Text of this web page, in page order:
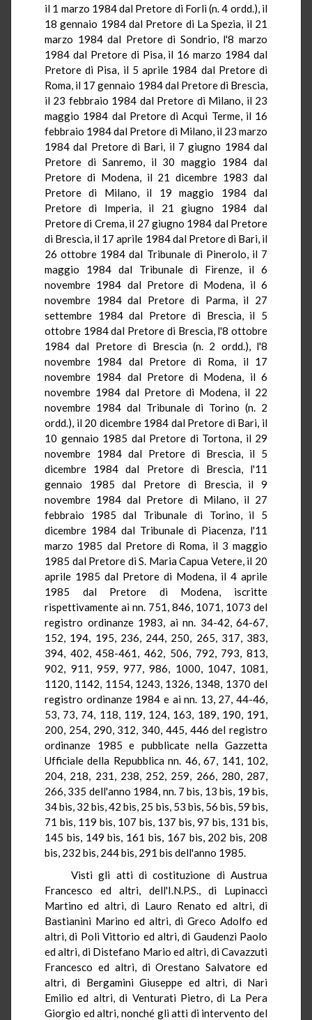
il 1 marzo 1984 dal Pretore di Forlì (n. 4 ordd.), il
18 gennaio 1984 dal Pretore di La Spezia, il 21
marzo 1984 dal Pretore di Sondrio, l'8 marzo
1984 dal Pretore di Pisa, il 16 marzo 1984 dal
Pretore di Pisa, il 5 aprile 1984 dal Pretore di
Roma, il 17 gennaio 1984 dal Pretore di Brescia,
il 23 febbraio 1984 dal Pretore di Milano, il 23
maggio 1984 dal Pretore diAcqui Terme, il 16
febbraio 1984 dal Pretore di Milano, il 23 marzo
1984 dal Pretore di Bari, il 7 giugno 1984 dal
Pretore di Sanremo, il 30 maggio 1984 dal
Pretore di Modena, il 21 dicembre 1983 dal
Pretore di Milano, il 19 maggio 1984 dal
Pretore di Imperia, il 21 giugno 1984 dal
Pretore di Crema, il 27 giugno 1984 dal Pretore
di Brescia, il 17 aprile 1984 dal Pretore di Bari, il
26 ottobre 1984 dal Tribunale di Pinerolo, il 7
maggio 1984 dal Tribunale di Firenze, il 6
novembre 1984 dal Pretore di Modena, il 6
novembre 1984 dal Pretore di Parma, il 27
settembre 1984 dal Pretore di Brescia, il 5
ottobre 1984 dal Pretore di Brescia, l'8 ottobre
1984 dal Pretore di Brescia (n. 2 ordd.), l'8
novembre 1984 dal Pretore di Roma, il 17
novembre 1984 dal Pretore di Modena, il 6
novembre 1984 dal Pretore di Modena, il 22
novembre 1984 dal Tribunale di Torino (n. 2
ordd.), il 20 dicembre 1984 dal Pretore di Bari, il
10 gennaio 1985 dal Pretore di Tortona, il 29
novembre 1984 dal Pretore di Brescia, il 5
dicembre 1984 dal Pretore di Brescia, l'11
gennaio 1985 dal Pretore di Brescia, il 9
novembre 1984 dal Pretore di Milano, il 27
febbraio 1985 dal Tribunale di Torino, il 5
dicembre 1984 dal Tribunale di Piacenza, l'11
marzo 1985 dal Pretore di Roma, il 3 maggio
1985 dal Pretore di S. MariaCapua Vetere, il 20
aprile 1985 dal Pretore di Modena, il 4 aprile
1985 dal Pretore di Modena, iscritte
rispettivamente ai nn. 751, 846, 1071, 1073 del
registro ordinanze 1983, ai nn. 34-42, 64-67,
152, 194, 195, 236, 244, 250, 265, 317, 383,
394, 402, 458-461, 462, 506, 792, 793, 813,
902, 911, 959, 977, 986, 1000, 1047, 1081,
1120, 1142, 1154, 1243, 1326, 1348, 1370 del
registro ordinanze 1984 e ainn. 13, 27, 44-46,
53, 73, 74, 118, 119, 124, 163, 189, 190, 191,
200, 254, 290, 312, 340, 445, 446 del registro
ordinanze 1985 e pubblicate nella Gazzetta
Ufficiale della Repubblicann. 46, 67, 141, 102,
204, 218, 231, 238, 252, 259, 266, 280, 287,
266, 335 dell'anno 1984, nn. 7 bis, 13 bis, 19 bis,
34 bis, 32 bis, 42 bis, 25 bis, 53 bis, 56 bis, 59 bis,
71 bis, 119 bis, 107 bis, 137 bis, 97 bis, 131 bis,
145 bis, 149 bis, 161 bis, 167 bis, 202 bis, 208
bis, 232 bis, 244 bis, 291 bis dell'anno 1985.
Visti gli atti di costituzione diAustrua
Francesco ed altri, dell'I.N.P.S., di Lupinacci
Martino ed altri, di Lauro Renato ed altri, di
Bastianini Marino ed altri, di Greco Adolfo ed
altri, di Poli Vittorio ed altri, di GaudenziPaolo
ed altri, di Distefano Mario ed altri, diCavazzuti
Francesco ed altri, diOrestano Salvatore ed
altri, di BergaminiGiuseppe ed altri, di Nari
Emilio ed altri, di VenturatiPietro, di La Pera
Giorgio ed altri, nonché gli atti di intervento del